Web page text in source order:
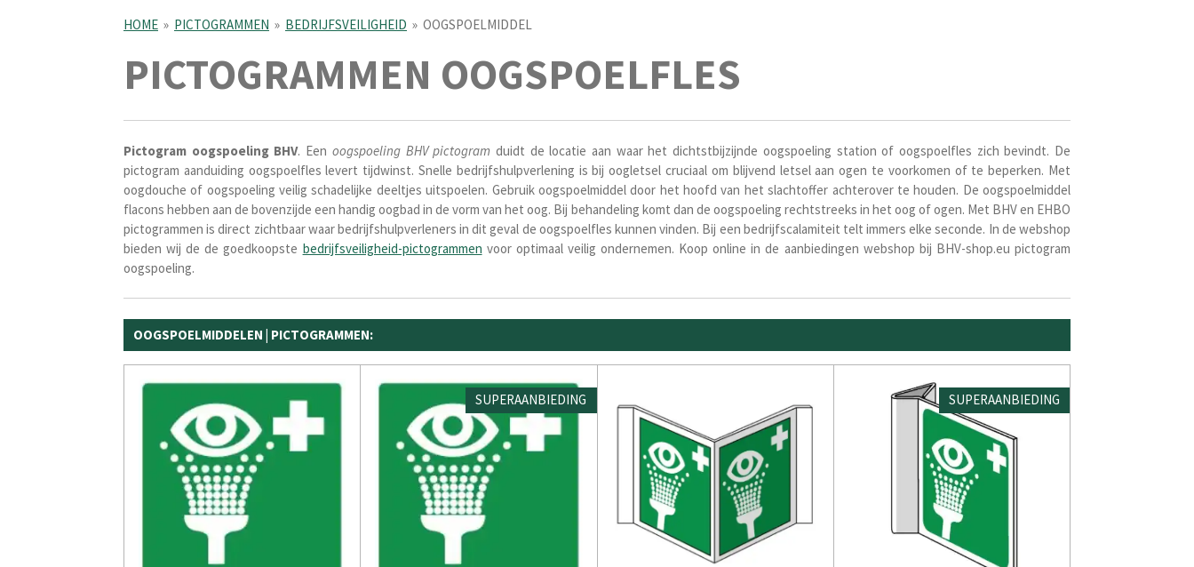
HOME » PICTOGRAMMEN » BEDRIJFSVEILIGHEID » OOGSPOELMIDDEL
PICTOGRAMMEN OOGSPOELFLES
Pictogram oogspoeling BHV. Een oogspoeling BHV pictogram duidt de locatie aan waar het dichtstbijzijnde oogspoeling station of oogspoelfles zich bevindt. De
pictogram aanduiding oogspoelfles levert tijdwinst. Snelle bedrijfshulpverlening is bij oogletsel cruciaal om blijvend letsel aan ogen te voorkomen of te beperken. Met
oogdouche of oogspoeling veilig schadelijke deeltjes uitspoelen. Gebruik oogspoelmiddel door het hoofd van het slachtoffer achterover te houden. De oogspoelmiddel
flacons hebben aan de bovenzijde een handig oogbad in de vorm van het oog. Bij behandeling komt dan de oogspoeling rechtstreeks in het oog of ogen. Met BHV en EHBO
pictogrammen is direct zichtbaar waar bedrijfshulpverleners in dit geval de oogspoelfles kunnen vinden. Bij een bedrijfscalamiteit telt immers elke seconde. In de webshop
bieden wij de de goedkoopste bedrijfsveiligheid-pictogrammen voor optimaal veilig ondernemen. Koop online in de aanbiedingen webshop bij BHV-shop.eu pictogram
oogspoeling.
OOGSPOELMIDDELEN | PICTOGRAMMEN:
SUPERAANBIEDING SUPERAANBIEDING